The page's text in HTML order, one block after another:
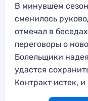
В минувшем
сменилось
отмечал в
переговоры о
Болельщики
удастся
Контракт истек,